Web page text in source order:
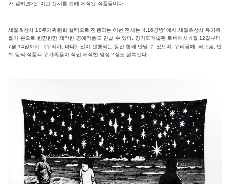
가 걷히면>은 이번 전시를 위해 제작된 작품들이다.
세월호참사 10주기위원회 협력으로 진행되는 이번 전시는 ‘4.16공방’ 에서 세월호참사 유가족
들이 손으로 한땀한땀 제작한 공예작품도 만날 수 있다. 경기도미술관 로비에서 4월 12일부터
7월 14일까지 《우리가, 바다》전이 진행되는 동안 함께 만날 수 있으며, 유리공예, 터프팅, 압
화 등의 작품과 유가족들이 직접 제작한 영상 2점도 설치된다.